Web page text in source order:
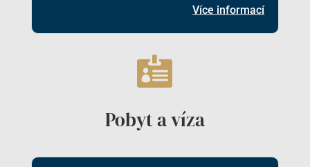
Více informací

Pobyt a víza